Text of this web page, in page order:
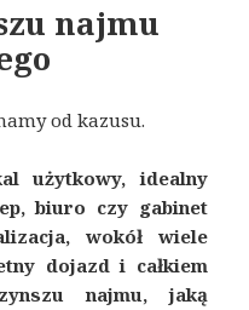
najmu
od kazusu.
użytkowy, idealny
biuro czy gabinet
wokół wiele
dojazd i całkiem
najmu, jaką